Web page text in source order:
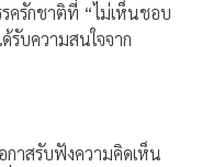
ครักชาติที่ “ไม่เห็นชอบ
รับความสนใจจาก
กาสรับฟังความคิดเห็น